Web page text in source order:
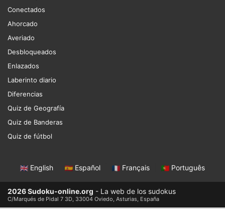
Conectados
Ahorcado
Averiado
Desbloqueados
Enlazados
Laberinto diario
Diferencias
Quiz de Geografía
Quiz de Banderas
Quiz de fútbol
English Español Français Português
2026 Sudoku-online.org - La web de los sudokus
C/Marqués de Pidal 7 3D, 33004 Oviedo, Asturias, España